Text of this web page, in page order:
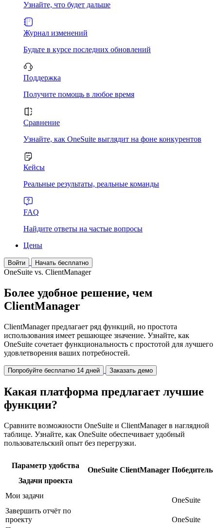
Узнайте, что будет дальше
Журнал изменений
Будьте в курсе последних обновлений
Поддержка
Получите помощь в любое время
Сравнение
Узнайте, как OneSuite выглядит на фоне конкурентов
Кейсы
Реальные результаты, реальные команды
FAQ
Найдите ответы на частые вопросы
Цены
Войти Начать бесплатно
OneSuite vs. ClientManager
Более удобное решение, чем
ClientManager
ClientManager предлагает ряд функций, но простота
использования имеет решающее значение. Узнайте, как
OneSuite сочетает функциональность с простотой для лучшего
удовлетворения ваших потребностей.
Попробуйте бесплатно 14 дней Заказать демо
Какая платформа предлагает лучшие
функции?
Сравните возможности OneSuite и ClientManager в наглядной
таблице. Узнайте, как OneSuite обеспечивает удобный
пользовательский опыт без перегрузки.
Параметр удобства
OneSuite ClientManager Победитель
Задачи проекта
Мои задачи
OneSuite
Завершить отчёт по
проекту
OneSuite